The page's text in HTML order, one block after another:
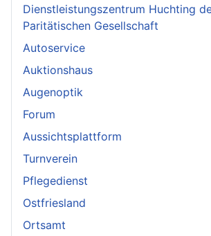
Dienstleistungszentrum Huchting
Paritätischen Gesellschaft
Autoservice
Auktionshaus
Augenoptik
Forum
Aussichtsplattform
Turnverein
Pflegedienst
Ostfriesland
Ortsamt